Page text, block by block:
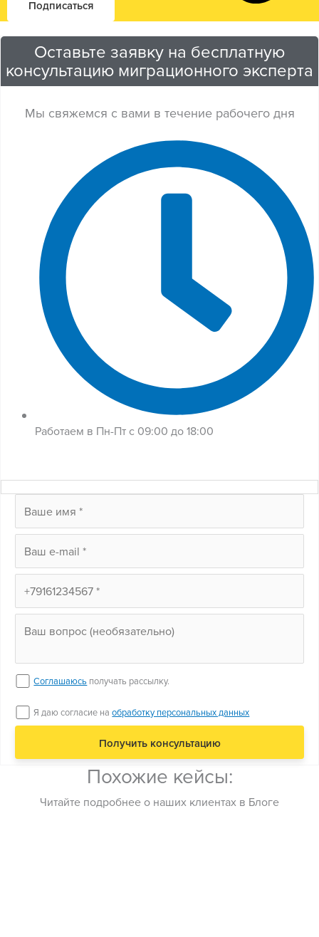
Оставьте заявку на бесплатную
консультацию миграционного эксперта
Мы свяжемся с вами в течение рабочего дня
Работаем в Пн-Пт с 09:00 до 18:00
Соглашаюсь получать рассылку.
Я даю согласие наобработку персональных данных
Похожие кейсы:
Читайте подробнее о наших клиентах в Блоге